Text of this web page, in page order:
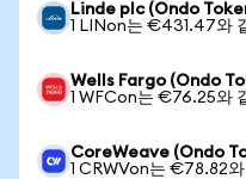
Linde plc (Ondo
1 LINon는 €431.47와
Wells Fargo (Ondo
1 WFCon는 €76.25와
CoreWeave (Ondo
1 CRWVon는 €78.82와